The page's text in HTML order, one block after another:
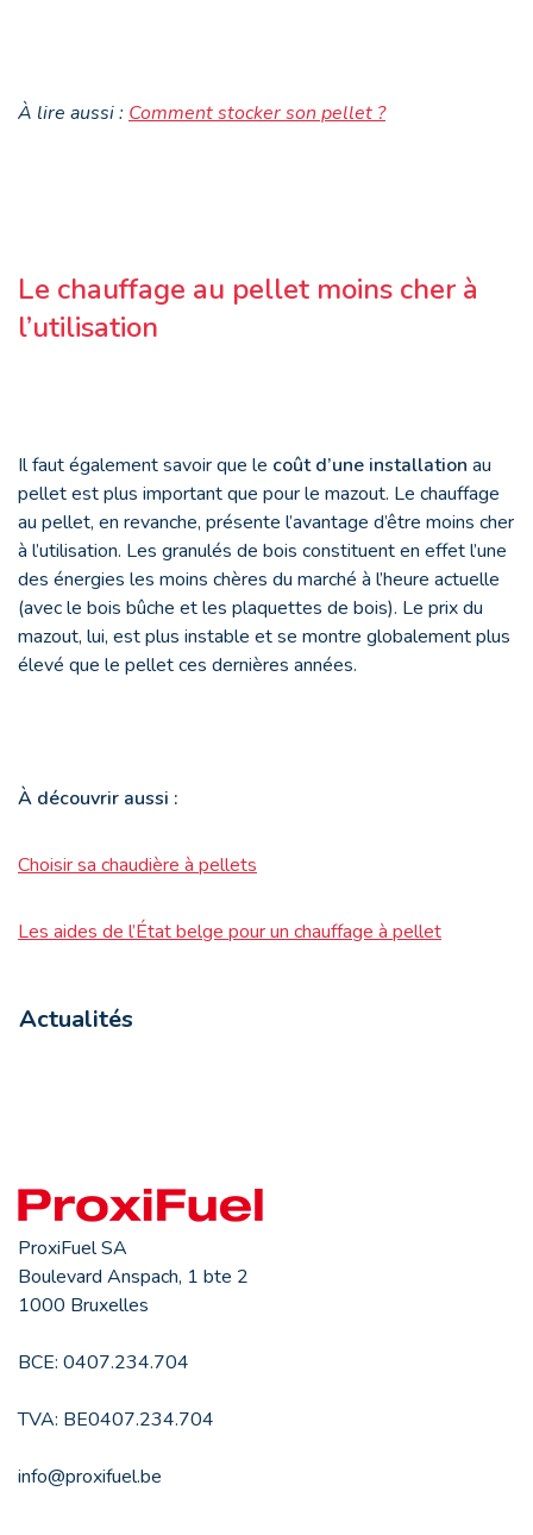
À lire aussi : Comment stocker son pellet ?
Le chauffage au pellet moins cher à
l’utilisation
Il faut également savoir que le coût d’une installation au
pellet est plus important que pour le mazout. Le chauffage
au pellet, en revanche, présente l’avantage d’être moins cher
à l’utilisation. Les granulés de bois constituent en effet l’une
des énergies les moins chères du marché à l’heure actuelle
(avec le bois bûche et les plaquettes de bois). Le prix du
mazout, lui, est plus instable et se montre globalement plus
élevé que le pellet ces dernières années.
À découvrir aussi :
Choisir sa chaudière à pellets
Les aides de l’État belge pour un chauffage à pellet
Actualités
ProxiFuel SA
Boulevard Anspach, 1 bte 2
1000 Bruxelles
BCE: 0407.234.704
TVA: BE0407.234.704
info@proxifuel.be